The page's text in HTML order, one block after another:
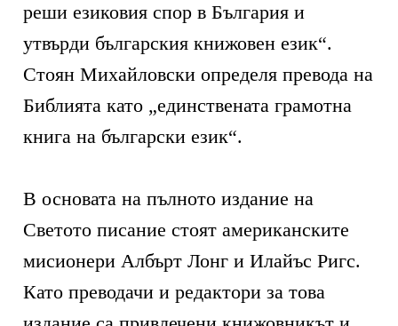
реши езиковия спор в България и
утвърди българския книжовен език“.
Стоян Михайловски определя превода на
Библията като „единствената грамотна
книга на български език“.
В основата на пълното издание на
Светото писание стоят американските
мисионери Албърт Лонг и Илайъс Ригс.
Като преводачи и редактори за това